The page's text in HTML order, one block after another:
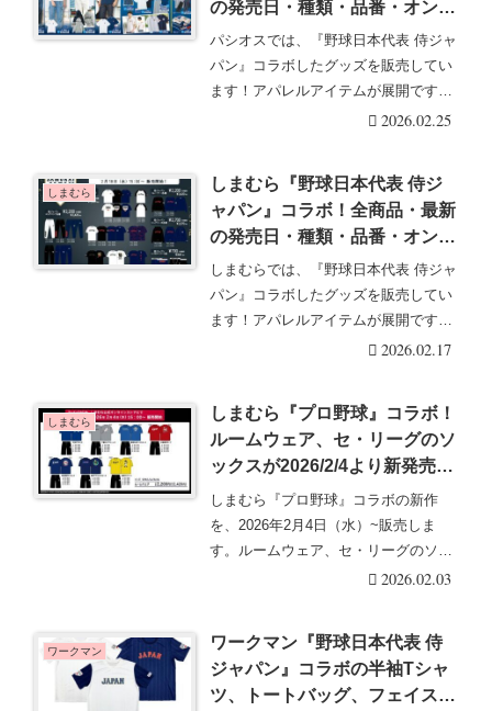
の発売日・種類・品番・オンラ
イン・再販まとめ！取扱店はど
こ？Tシャツ、パーカ、タオ
ル、パンツ、ソックスなどが
2026/2/25より新発売！
パシオスでは、『野球日本代表 侍ジャ
パン』コラボしたグッズを販売してい
ます！アパレルアイテムが展開です！
パシオス『野球日・・・続きを読む
2026.02.25
しまむら
しまむら『野球日本代表 侍ジ
ャパン』コラボ！全商品・最新
の発売日・種類・品番・オンラ
イン・再販まとめ！取扱店はど
こ？トレーナー、パーカ、パン
ツ、ボクサーブリーフが
2026/2/18より新発売！
しまむらでは、『野球日本代表 侍ジャ
パン』コラボしたグッズを販売してい
ます！アパレルアイテムが展開です！
しまむら『野球日・・・続きを読む
2026.02.17
しまむら
しまむら『プロ野球』コラボ！
ルームウェア、セ・リーグのソ
ックスが2026/2/4より新発売！
再販売は？
しまむら『プロ野球』コラボの新作
を、2026年2月4日（水）~販売しま
す。ルームウェア、セ・リーグのソッ
クスがラインナッ・・・続きを読む
2026.02.03
ワークマン
ワークマン『野球日本代表 侍
ジャパン』コラボの半袖Tシャ
ツ、トートバッグ、フェイスタ